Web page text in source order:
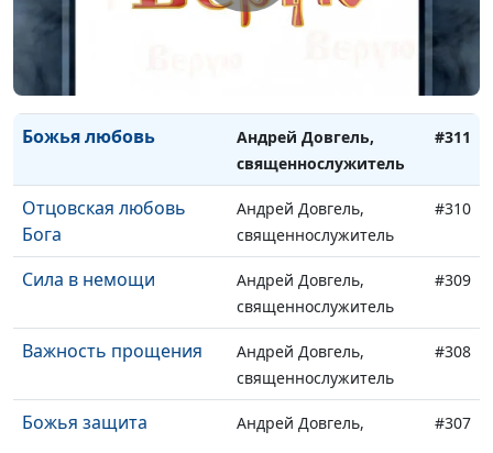
человек, подобный
нам
#312
Божья любовь
Андрей Довгель,
священнослужитель
#311
Отцовская любовь
Бога
Андрей Довгель,
священнослужитель
#310
Сила в немощи
Андрей Довгель,
священнослужитель
#309
Важность прощения
Андрей Довгель,
священнослужитель
#308
Божья защита
Андрей Довгель,
#307